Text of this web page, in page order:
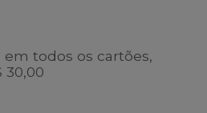
em todos os cartões,
30,00